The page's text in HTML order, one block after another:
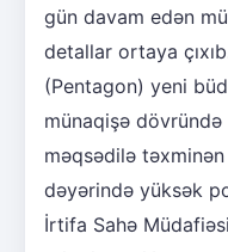
gün davam edən
detallar ortaya
(Pentagon) yeni
münaqişə
məqsədilə
dəyərində yüksək
İrtifa Sahə